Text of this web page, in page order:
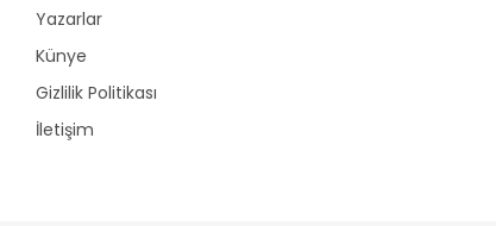
Yazarlar
Künye
Gizlilik Politikası
İletişim